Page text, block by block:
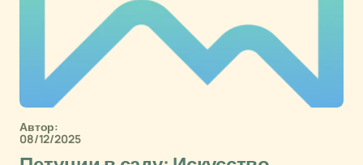
Автор:
08/12/2025